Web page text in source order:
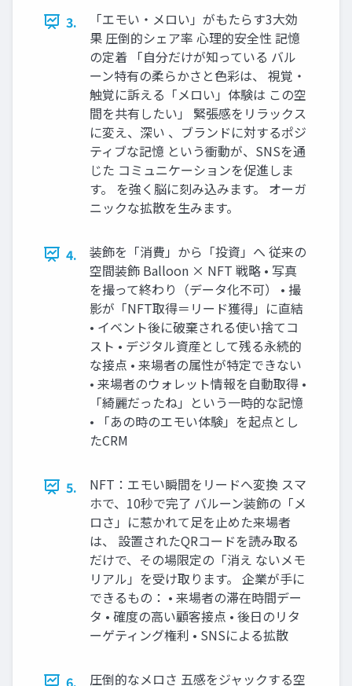
3.
「エモい・メロい」がもたらす3大効
果 圧倒的シェア率 心理的安全性 記憶
の定着 「自分だけが知っている バル
ーン特有の柔らかさと色彩は、 視覚・
触覚に訴える「メロい」体験は この空
間を共有したい」 緊張感をリラックス
に変え、深い 、ブランドに対するポジ
ティブな記憶 という衝動が、SNSを通
じた コミュニケーションを促進しま
す。 を強く脳に刻み込みます。 オーガ
ニックな拡散を生みます。
4.
装飾を「消費」から「投資」へ 従来の
空間装飾 Balloon × NFT 戦略 • 写真
を撮って終わり（データ化不可） • 撮
影が「NFT取得＝リード獲得」に直結
• イベント後に破棄される使い捨てコ
スト • デジタル資産として残る永続的
な接点 • 来場者の属性が特定できない
• 来場者のウォレット情報を自動取得 •
「綺麗だったね」という一時的な記憶
• 「あの時のエモい体験」を起点とし
たCRM
5.
NFT：エモい瞬間をリードへ変換 スマ
ホで、10秒で完了 バルーン装飾の「メ
ロさ」に惹かれて足を止めた来場者
は、 設置されたQRコードを読み取る
だけで、その場限定の「消え ないメモ
リアル」を受け取ります。 企業が手に
できるもの： • 来場者の滞在時間デー
タ • 確度の高い顧客接点 • 後日のリタ
ーゲティング権利 • SNSによる拡散
6.
圧倒的なメロさ 五感をジャックする空